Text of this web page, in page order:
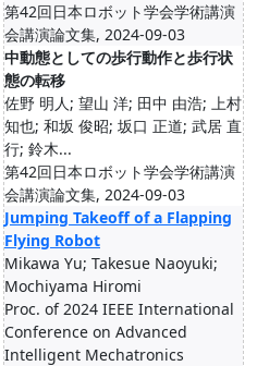
第42回日本ロボット学会学術講演
会講演論文集, 2024-09-03
中動態としての歩行動作と歩行状
態の転移
佐野 明人; 望山 洋; 田中 由浩; 上村
知也; 和坂 俊昭; 坂口 正道; 武居 直
行; 鈴木...
第42回日本ロボット学会学術講演
会講演論文集, 2024-09-03
Jumping Takeoff of a Flapping
Flying Robot
Mikawa Yu; Takesue Naoyuki;
Mochiyama Hiromi
Proc. of 2024 IEEE International
Conference on Advanced
Intelligent Mechatronics